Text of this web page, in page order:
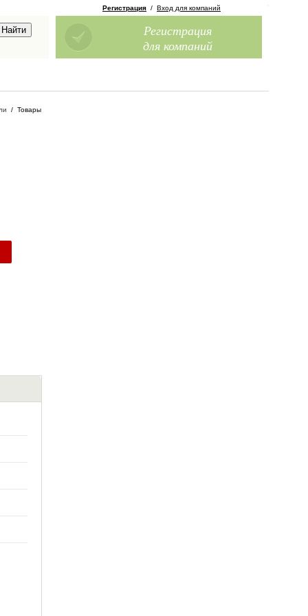
Регистрация / Вход для компаний
Регистрация
для компаний
/ Товары